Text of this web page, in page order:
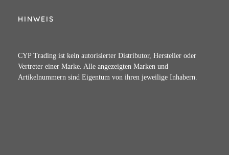
HINWEIS
CYP Trading ist kein autorisierter Distributor, Hersteller oder
Vertreter einer Marke. Alle angezeigten Marken und
Artikelnummern sind Eigentum von ihren jeweilige Inhabern.